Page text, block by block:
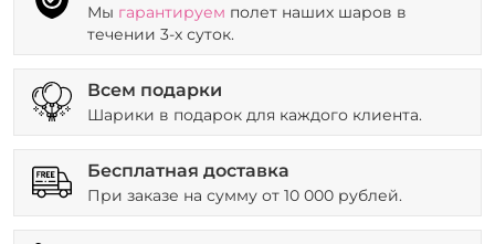
Мы гарантируем полет наших шаров в
течении 3-х суток.
Всем подарки
Шарики в подарок для каждого клиента.
Бесплатная доставка
При заказе на сумму от 10 000 рублей.